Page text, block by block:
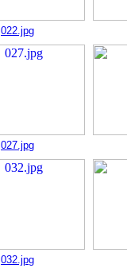
022.jpg
027.jpg
032.jpg